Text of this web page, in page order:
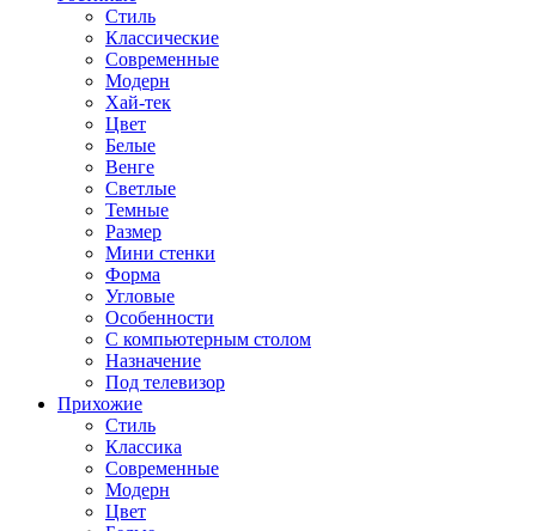
Стиль
Классические
Современные
Модерн
Хай-тек
Цвет
Белые
Венге
Светлые
Темные
Размер
Мини стенки
Форма
Угловые
Особенности
С компьютерным столом
Назначение
Под телевизор
Прихожие
Стиль
Классика
Современные
Модерн
Цвет